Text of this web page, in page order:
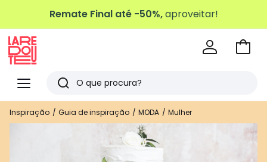
Remate Final até -50%,aproveitar!
Menu
Redoute
Pesquisar
Últimos
artigos
Ir
Inspiração Guia de inspiração MODA Mulher